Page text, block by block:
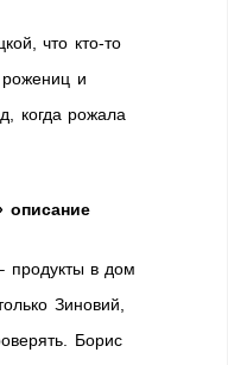
что кто-то
рожениц и
когда рожала
описание
продукты в дом
Зиновий,
Борис